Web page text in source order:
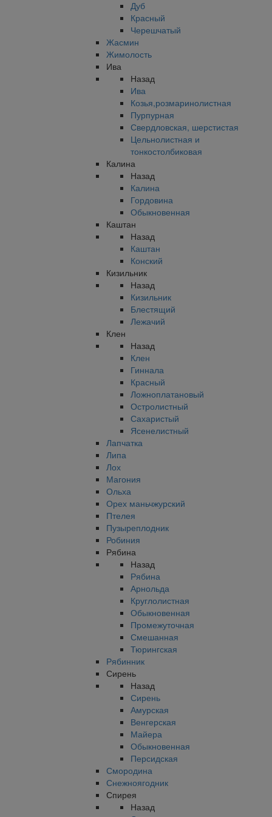
Дуб
Красный
Черешчатый
Жасмин
Жимолость
Ива
Назад
Ива
Козья,розмаринолистная
Пурпурная
Свердловская, шерстистая
Цельнолистная и
тонкостолбиковая
Калина
Назад
Калина
Гордовина
Обыкновенная
Каштан
Назад
Каштан
Конский
Кизильник
Назад
Кизильник
Блестящий
Лежачий
Клен
Назад
Клен
Гиннала
Красный
Ложноплатановый
Остролистный
Сахаристый
Ясенелистный
Лапчатка
Липа
Лох
Магония
Ольха
Орех маньчжурский
Птелея
Пузыреплодник
Робиния
Рябина
Назад
Рябина
Арнольда
Круглолистная
Обыкновенная
Промежуточная
Смешанная
Тюрингская
Рябинник
Сирень
Назад
Сирень
Амурская
Венгерская
Майера
Обыкновенная
Персидская
Смородина
Снежноягодник
Спирея
Назад